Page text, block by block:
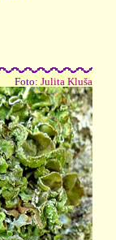
Foto: Julita Kluša